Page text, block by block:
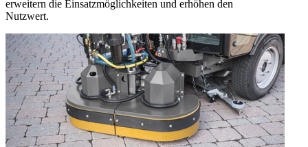
erweitern die Einsatzmöglichkeiten und erhöhen den
Nutzwert.